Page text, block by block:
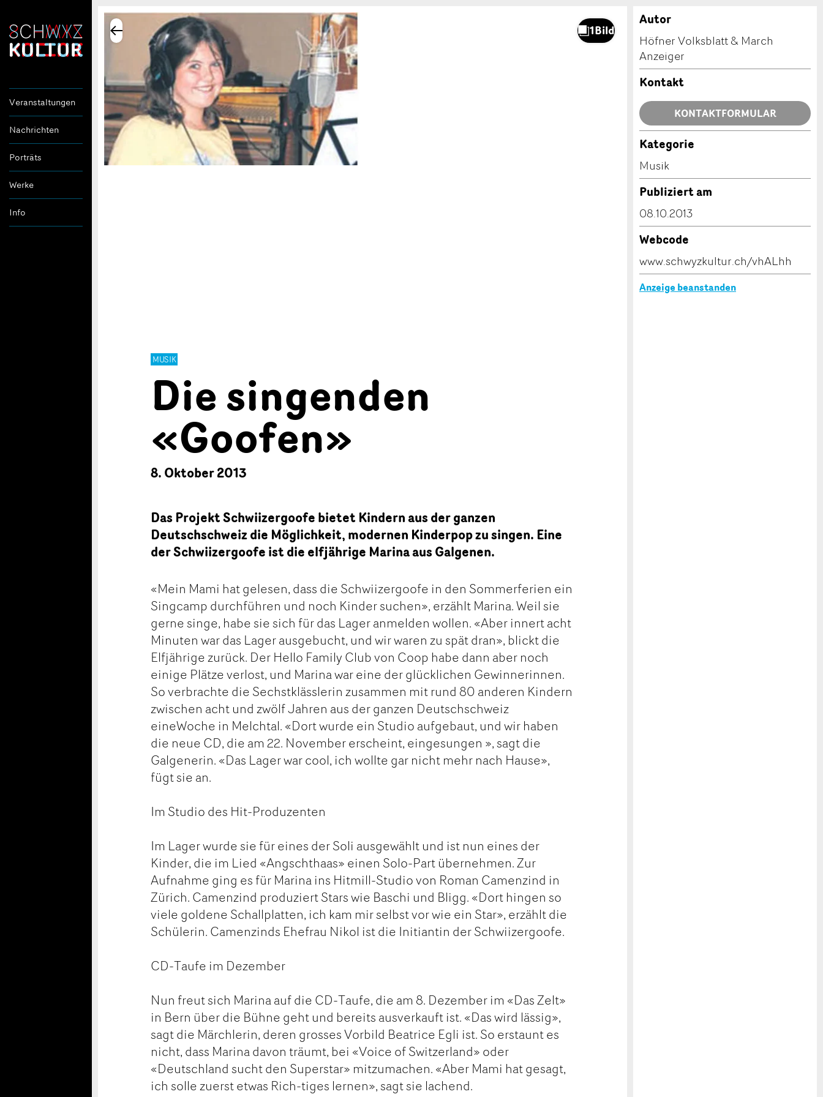
Veranstaltungen
Nachrichten
Porträts
Werke
Info
MUSIK
Die singenden
«Goofen»
8. Oktober 2013
Das Projekt Schwiizergoofe bietet Kindern aus der ganzen
Deutschschweiz die Möglichkeit, modernen Kinderpop zu singen. Eine
der Schwiizergoofe ist die elfjährige Marina aus Galgenen.
«Mein Mami hat gelesen, dass die Schwiizergoofe in den Sommerferien ein
Singcamp durchführen und noch Kinder suchen», erzählt Marina. Weil sie
gerne singe, habe sie sich für das Lager anmelden wollen. «Aber innert acht
Minuten war das Lager ausgebucht, und wir waren zu spät dran», blickt die
Elfjährige zurück. Der Hello Family Club von Coop habe dann aber noch
einige Plätze verlost, und Marina war eine der glücklichen Gewinnerinnen.
So verbrachte die Sechstklässlerin zusammen mit rund 80 anderen Kindern
zwischen acht und zwölf Jahren aus der ganzen Deutschschweiz
eineWoche in Melchtal. «Dort wurde ein Studio aufgebaut, und wir haben
die neue CD, die am 22. November erscheint, eingesungen », sagt die
Galgenerin. «Das Lager war cool, ich wollte gar nicht mehr nach Hause»,
fügt sie an.
Im Studio des Hit-Produzenten
Im Lager wurde sie für eines der Soli ausgewählt und ist nun eines der
Kinder, die im Lied «Angschthaas» einen Solo-Part übernehmen. Zur
Aufnahme ging es für Marina ins Hitmill-Studio von Roman Camenzind in
Zürich. Camenzind produziert Stars wie Baschi und Bligg. «Dort hingen so
viele goldene Schallplatten, ich kam mir selbst vor wie ein Star», erzählt die
Schülerin. Camenzinds Ehefrau Nikol ist die Initiantin der Schwiizergoofe.
CD-Taufe im Dezember
Nun freut sich Marina auf die CD-Taufe, die am 8. Dezember im «Das Zelt»
in Bern über die Bühne geht und bereits ausverkauft ist. «Das wird lässig»,
sagt die Märchlerin, deren grosses Vorbild Beatrice Egli ist. So erstaunt es
nicht, dass Marina davon träumt, bei «Voice of Switzerland» oder
«Deutschland sucht den Superstar» mitzumachen. «Aber Mami hat gesagt,
ich solle zuerst etwas Rich-tiges lernen», sagt sie lachend.
Autor
Höfner Volksblatt & March
Anzeiger
Kontakt
KONTAKTFORMULAR
Kategorie
Musik
Publiziert am
08.10.2013
Webcode
www.schwyzkultur.ch/vhALhh
Anzeige beanstanden